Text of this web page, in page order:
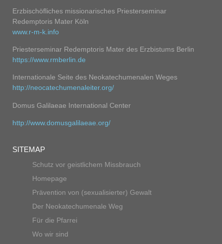
Erzbischöfliches missionarisches Priesterseminar
Redemptoris Mater Köln
www.r-m-k.info
Priesterseminar Redemptoris Mater des Erzbistums Berlin
https://www.rmberlin.de
Internationale Seite des Neokatechumenalen Weges
http://neocatechumenaleiter.org/
Domus Galilaeae International Center
http://www.domusgalilaeae.org/
SITEMAP
Schutz vor geistlichem Missbrauch
Homepage
Prävention von (sexualisierter) Gewalt
Der Neokatechumenale Weg
Für die Pfarrei
Wo wir sind